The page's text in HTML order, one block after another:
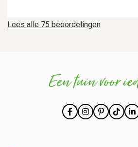
Lees alle 75 beoordelingen
Een tuin voor